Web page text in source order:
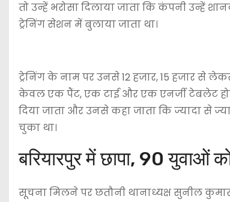
तो उन्हें भरोसा दिलाया जाता कि कंपनी उन्हें
ट्रेनिंग सेशन में बुलाया जाता था।
ट्रेनिंग के नाम पर उनसे 12 हजार, 15 हजार से
केवल एक पैंट, एक टाई और एक एनर्जी टेबलेट
दिया जाता और उनसे कहा जाता कि ज्यादा से
चुका था।
बरियारपुर में छापा, 90 युवाओं
सूचना मिलने पर छतौनी थानाध्यक्ष सुनील कुमार